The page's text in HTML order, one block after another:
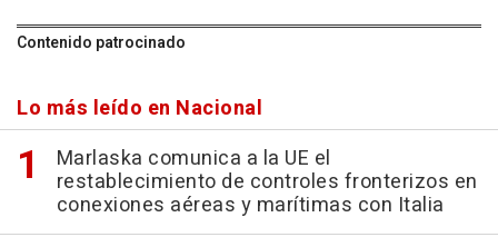
Contenido patrocinado
Lo más leído en Nacional
Marlaska comunica a la UE el
restablecimiento de controles fronterizos en
conexiones aéreas y marítimas con Italia